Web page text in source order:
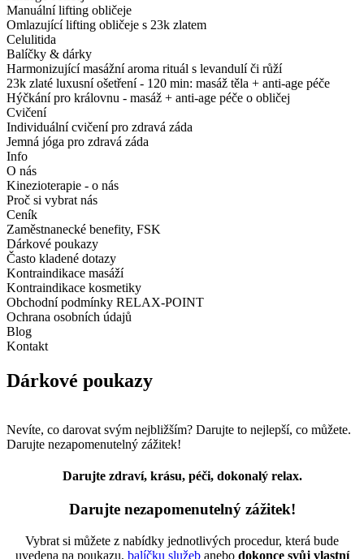
Manuální lifting obličeje
Omlazující lifting obličeje s 23k zlatem
Celulitida
Balíčky & dárky
Harmonizující masážní aroma rituál s levandulí či růží
23k zlaté luxusní ošetření - 120 min: masáž těla + anti-age péče
Hýčkání pro královnu - masáž + anti-age péče o obličej
Cvičení
Individuální cvičení pro zdravá záda
Jemná jóga pro zdravá záda
Info
O nás
Kinezioterapie - o nás
Proč si vybrat nás
Ceník
Zaměstnanecké benefity, FSK
Dárkové poukazy
Často kladené dotazy
Kontraindikace masáží
Kontraindikace kosmetiky
Obchodní podmínky RELAX-POINT
Ochrana osobních údajů
Blog
Kontakt
Dárkové poukazy
Nevíte, co darovat svým nejbližším? Darujte to nejlepší, co můžete.
Darujte nezapomenutelný zážitek!
Darujte zdraví, krásu, péči, dokonalý relax.
Darujte nezapomenutelný zážitek!
Vybrat si můžete z nabídky jednotlivých procedur, která bude
uvedena na poukazu, balíčku služebanebo dokonce svůj vlastní